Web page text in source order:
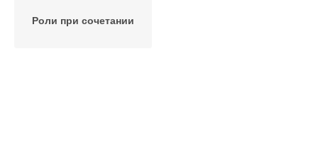
Роли при сочетании